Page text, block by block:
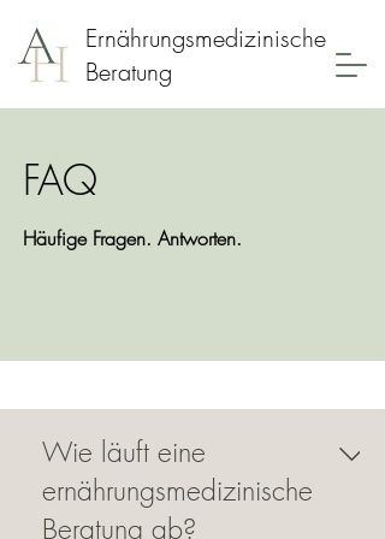
Ernährungsmedizinische
Beratung
FAQ
Häufige Fragen. Antworten.
Wie läuft eine
ernährungsmedizinische
Beratung ab?